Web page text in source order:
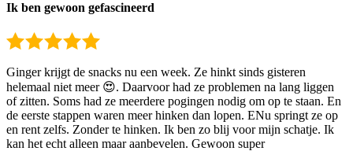
Ik ben gewoon gefascineerd
Ginger krijgt de snacks nu een week. Ze hinkt sinds gisteren
helemaal niet meer 😍. Daarvoor had ze problemen na lang liggen
of zitten. Soms had ze meerdere pogingen nodig om op te staan. En
de eerste stappen waren meer hinken dan lopen. ENu springt ze op
en rent zelfs. Zonder te hinken. Ik ben zo blij voor mijn schatje. Ik
kan het echt alleen maar aanbevelen. Gewoon super